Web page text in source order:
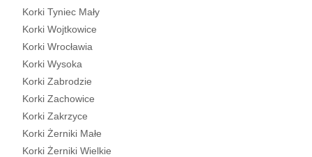
Korki Tyniec Mały
Korki Wojtkowice
Korki Wrocławia
Korki Wysoka
Korki Zabrodzie
Korki Zachowice
Korki Zakrzyce
Korki Żerniki Małe
Korki Żerniki Wielkie